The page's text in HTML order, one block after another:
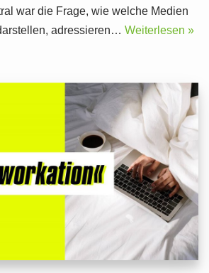
war die Frage, wie welche Medien
adressieren… Weiterlesen »